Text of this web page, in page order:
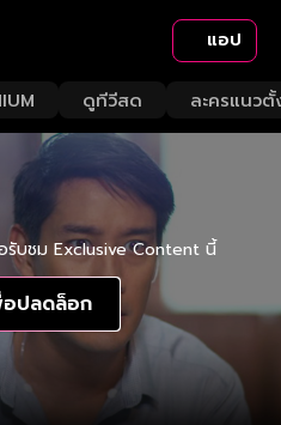
แอป
ดูทีวีสด ละครแนวตั้
อรับชม Exclusive Content นี้
อปลดล็อก